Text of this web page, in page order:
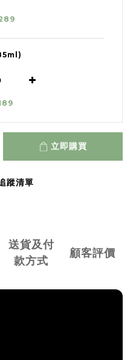
立即購買
蹤清單
送貨及付
款方式
顧客評價